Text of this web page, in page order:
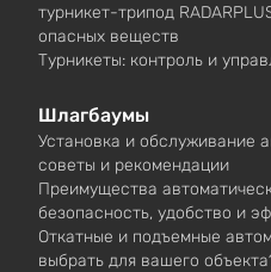
турникет-трипод
опасных веществ
Турникеты: контроль и
Шлагбаумы
Установка и обслуживание
советы и рекомендации
Преимущества
безопасность, удобство и
Откатные и подъемные
выбрать для вашего